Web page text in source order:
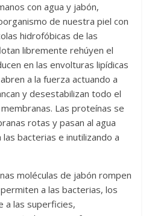
con agua y jabón,
de nuestra piel con
hidrofóbicas de las
libremente rehúyen el
en las envolturas lipídicas
a la fuerza actuando a
y desestabilizan todo el
Las proteínas se
rotas y pasan al agua
bacterias e inutilizando a
moléculas de jabón rompen
a las bacterias, los
a las superficies,